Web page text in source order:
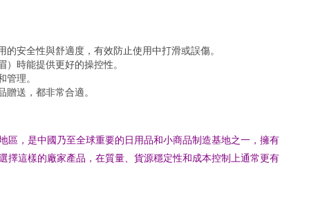
安全性與舒適度，有效防止使用中打滑或誤傷。
時能提供更好的操控性。
理。
送，都非常合適。
，是中國乃至全球重要的日用品和小商品制造基地之一，擁有
擇這樣的廠家產品，在質量、貨源穩定性和成本控制上通常更有